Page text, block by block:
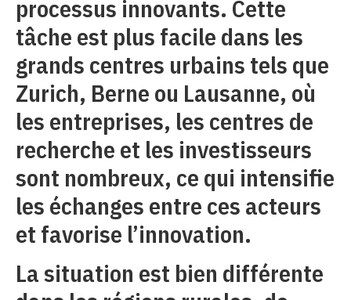
processus innovants. Cette
tâche est plus facile dans les
grands centres urbains tels que
Zurich, Berne ou Lausanne, où
les entreprises, les centres de
recherche et les investisseurs
sont nombreux, ce qui intensifie
les échanges entre ces acteurs
et favorise l’innovation.
La situation est bien différente